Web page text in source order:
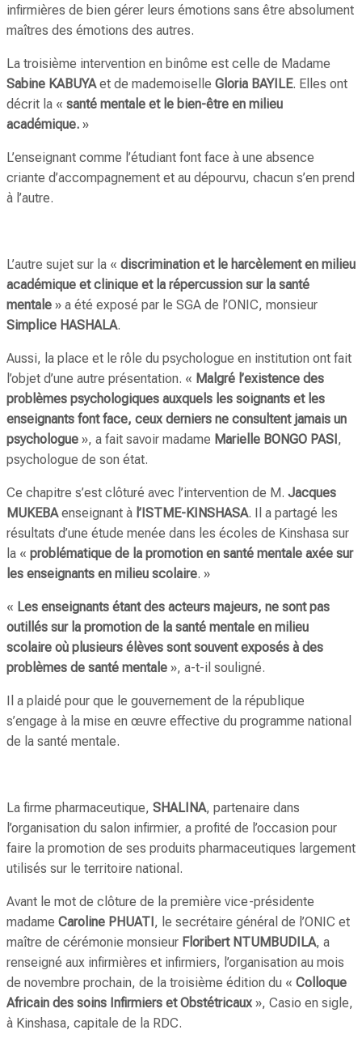
infirmières de bien gérer leurs émotions sans être absolument
maîtres des émotions des autres.
La troisième intervention en binôme est celle de Madame
Sabine KABUYAet de mademoiselle Gloria BAYILE. Elles ont
décrit la « santé mentale et le bien-être en milieu
académique. »
L’enseignant comme l’étudiant font face à une absence
criante d’accompagnement et au dépourvu, chacun s’en prend
à l’autre.
L’autre sujet sur la « discrimination et le harcèlement en milieu
académique et clinique et la répercussion sur la santé
mentale » a été exposé par le SGA de l’ONIC, monsieur
Simplice HASHALA.
Aussi, la place et le rôle du psychologue en institution ont fait
l’objet d’une autre présentation. « Malgré l’existence des
problèmes psychologiques auxquels les soignants et les
enseignants font face, ceux derniers ne consultent jamais un
psychologue », a fait savoir madame Marielle BONGO PASI,
psychologue de son état.
Ce chapitre s’est clôturé avec l’intervention de M. Jacques
MUKEBAenseignant à l’ISTME-KINSHASA. Il a partagé les
résultats d’une étude menée dans les écoles de Kinshasa sur
la « problématique de la promotion en santé mentale axée sur
les enseignants en milieu scolaire. »
« Les enseignants étant des acteurs majeurs, ne sont pas
outillés sur la promotion de la santé mentale en milieu
scolaire où plusieurs élèves sont souvent exposés à des
problèmes de santé mentale », a-t-il souligné.
Il a plaidé pour que le gouvernement de la république
s’engage à la mise en œuvre effective du programme national
de la santé mentale.
La firme pharmaceutique, SHALINA, partenaire dans
l’organisation du salon infirmier, a profité de l’occasion pour
faire la promotion de ses produits pharmaceutiques largement
utilisés sur le territoire national.
Avant le mot de clôture de la première vice-présidente
madame Caroline PHUATI, le secrétaire général de l’ONIC et
maître de cérémonie monsieur Floribert NTUMBUDILA, a
renseigné aux infirmières et infirmiers, l’organisation au mois
de novembre prochain, de la troisième édition du « Colloque
Africain des soins Infirmiers et Obstétricaux », Casio en sigle,
à Kinshasa, capitale de la RDC.